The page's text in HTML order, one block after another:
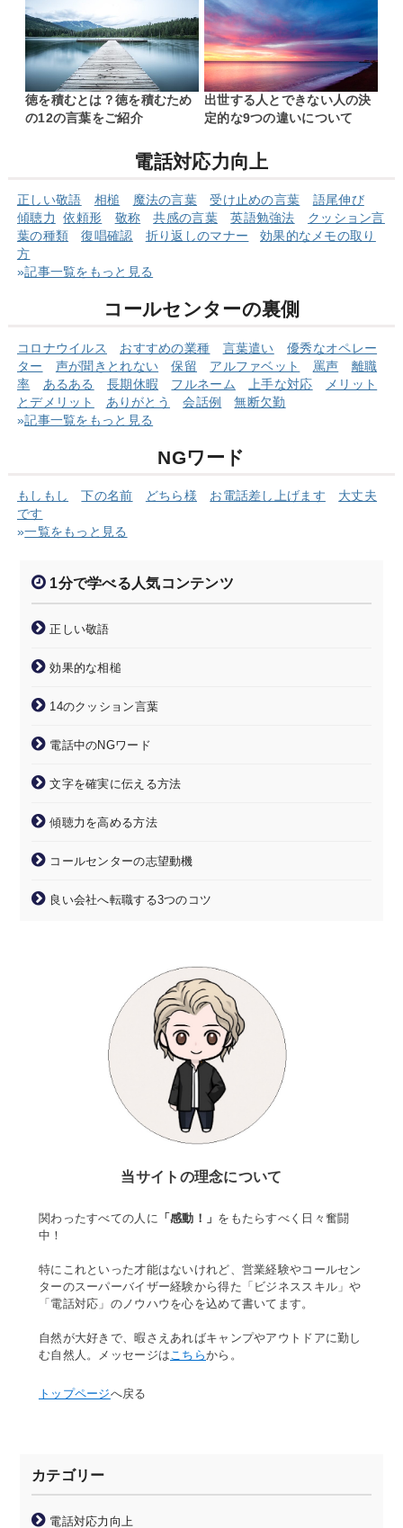
徳を積むとは？徳を積むため
の12の言葉をご紹介
出世する人とできない人の決
定的な9つの違いについて
電話対応力向上
正しい敬語 相槌 魔法の言葉 受け止めの言葉
語尾伸び
傾聴力
依頼形 敬称 共感の言葉 英語勉強法 クッショ ン言
葉の種類 復唱確認 折り返しのマナー
効果的なメモの取り
方
»記事一覧をもっと見る
コールセンターの裏側
コロナウイルス おすすめの業種 言葉遣い
優秀なオペレー
ター
声が聞きとれない 保留 アルファベット 罵声
離職
率
あるある 長期休暇 フルネーム 上手な対応
メリット
とデメリット
ありがとう 会話例
無断欠勤
»記事一覧をもっと見る
NGワード
もしもし 下の名前 どちら様 お電話差し上げます
大丈夫
です
»一覧をもっと見る
1分で学べる人気コンテンツ
正しい敬語
効果的な相槌
14のクッション言葉
電話中のNGワード
文字を確実に伝える方法
傾聴力を高める方法
コールセンターの志望動機
良い会社へ転職する3つのコツ
当サイトの理念について
関わったすべての人に 「感動！」 をもたらすべく日々奮闘
中！
特にこれといった才能はないけれど、営業経験やコールセン
ターのスーパーバイザー経験から得た「ビジネススキル」や
「電話対応」のノウハウを心を込めて書いてます。
自然が大好きで、暇さえあればキャンプやアウトドアに勤し
む自然人。メッセージはこちらから。
トップページへ戻る
カテゴリー
電話対応力向上